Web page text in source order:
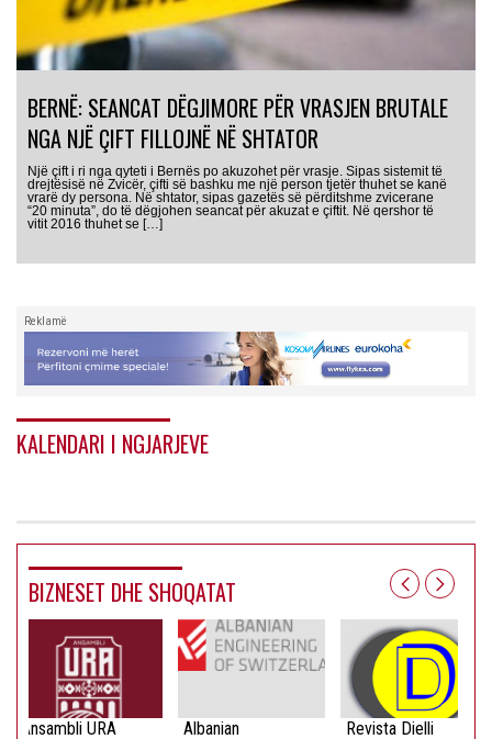
BERNË: SEANCAT DËGJIMORE PËR VRASJEN BRUTALE
NGA NJË ÇIFT FILLOJNË NË SHTATOR
Një çift i ri nga qyteti i Bernës po akuzohet për vrasje. Sipas sistemit të
drejtësisë në Zvicër, çifti së bashku me një person tjetër thuhet se kanë
vrarë dy persona. Në shtator, sipas gazetës së përditshme zvicerane
“20 minuta”, do të dëgjohen seancat për akuzat e çiftit. Në qershor të
vitit 2016 thuhet se […]
Reklamë
KALENDARI I NGJARJEVE
BIZNESET DHE SHOQATAT
Ansambli URA
Albanian
Revista Dielli